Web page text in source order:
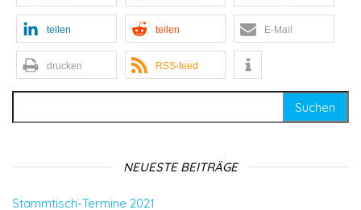
teilen teilen E-Mail
drucken RSS-feed
NEUESTE BEITRÄGE
Stammtisch-Termine 2021